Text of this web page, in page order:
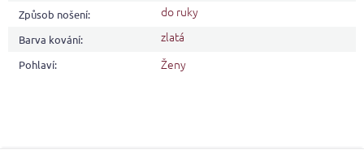
Způsob nošení: do ruky
Barva kování: zlatá
Pohlaví: Ženy